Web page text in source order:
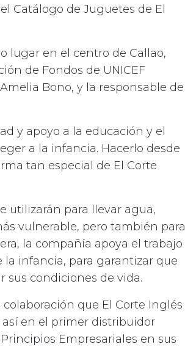
Catálogo de Juguetes de El
lugar en el centro de Callao,
de Fondos de UNICEF
Bono, y la responsable de
y apoyo a la educación y el
a la infancia. Hacerlo desde
tan especial de El Corte
utilizarán para llevar agua,
vulnerable, pero también para
la compañía apoya el trabajo
la infancia, para garantizar que
sus condiciones de vida.
que El Corte Inglés
en el primer distribuidor
Empresariales en sus